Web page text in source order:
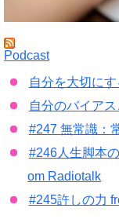
Podcast
自分を大切に
自分のバイア
#247 無常識：
#246人生脚本
om Radiotalk
#245許しの力